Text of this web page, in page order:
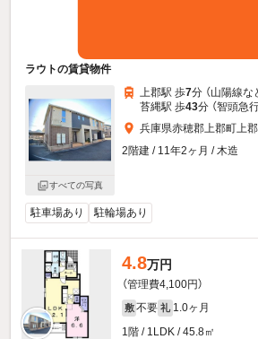
ラウトの賃貸物件
すべての写真
上郡駅 歩7分 （山陽線な
苔縄駅 歩43分 （智頭急行
兵庫県赤穂郡上郡町上
2階建 / 11年2ヶ月 / 木造
駐車場あり 駐輪場あり
4.8万円
（管理費4,100円）
敷 不要 礼 1.0ヶ月
1階 / 1LDK / 45.8㎡